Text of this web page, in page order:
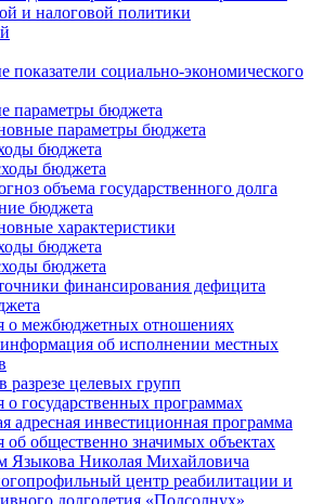
и налоговой политики
показатели социально-экономического
параметры бюджета
параметры бюджета
бюджета
бюджета
объема государственного долга
бюджета
характеристики
бюджета
бюджета
финансирования дефицита
о межбюджетных отношениях
об исполнении местных
разрезе целевых групп
о государственных программах
адресная инвестиционная программа
об общественно значимых объектах
Языкова Николая Михайловича
центр реабилитации и
долголетия «Подсолнух»